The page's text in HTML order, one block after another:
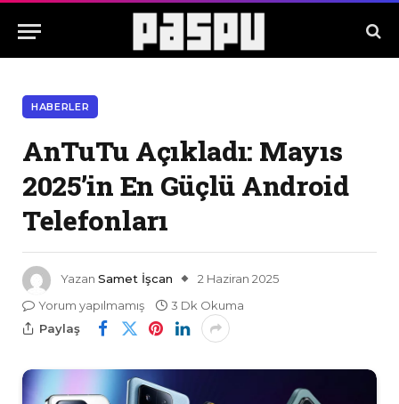
HABERLER
AnTuTu Açıkladı: Mayıs
2025’in En Güçlü Android
Telefonları
Yazan Samet İşcan
2 Haziran 2025
Yorum yapılmamış
3 Dk Okuma
Paylaş